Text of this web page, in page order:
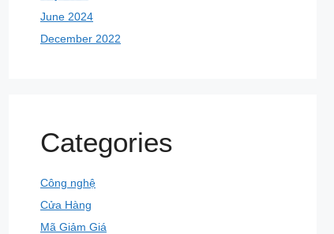
June 2024
December 2022
Categories
Công nghệ
Cửa Hàng
Mã Giảm Giá